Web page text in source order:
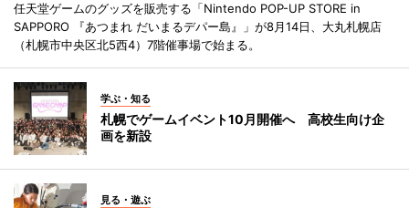
任天堂ゲームのグッズを販売する「Nintendo POP-UP STORE in
SAPPORO 『あつまれ だいまるデパー島』」が8月14日、大丸札幌店
（札幌市中央区北5西4）7階催事場で始まる。
学ぶ・知る
札幌でゲームイベント10月開催へ 高校生向け企
画を新設
見る・遊ぶ